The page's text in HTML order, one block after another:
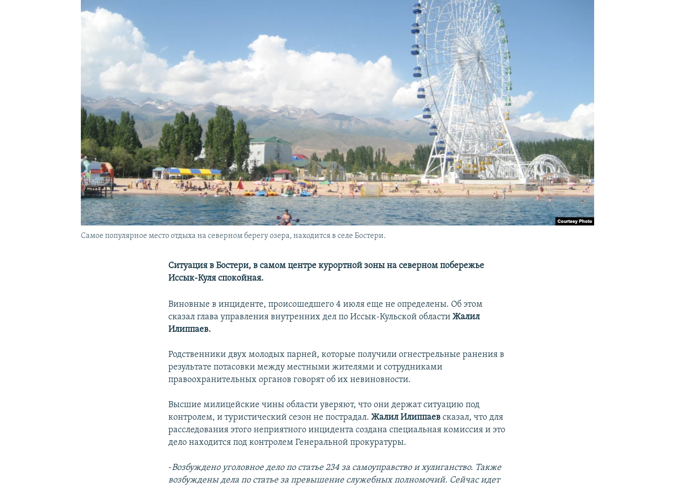
Самое популярное место отдыха на северном берегу озера, находится в селе Бостери.
Ситуация в Бостери, в самом центре курортной зоны на северном побережье
Иссык-Куля спокойная.
Виновные в инциденте, происошедшего 4 июля еще не определены. Об этом
сказал глава управления внутренних дел по Иссык-Кульской областиЖалил
Илиппаев.
Родственники двух молодых парней, которые получили огнестрельные ранения в
результате потасовки между местными жителями и сотрудниками
правоохранительных органов говорят об их невиновности.
Высшие милицейские чины области уверяют, что они держат ситуацию под
контролем, и туристический сезон не пострадал.Жалил Илиппаевсказал, что для
расследования этого неприятного инцидента создана специальная комиссия и это
дело находится под контролем Генеральной прокуратуры.
-Возбуждено уголовное дело по статье 234 за самоуправство и хулиганство. Также
возбуждены дела по статье за превышение служебных полномочий. Сейчас идет